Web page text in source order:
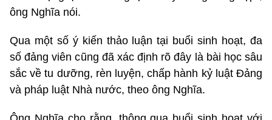
ông Nghĩa nói.
Qua một số ý kiến thảo luận tại buổi sinh hoạt, đa
số đảng viên cũng đã xác định rõ đây là bài học sâu
sắc về tu dưỡng, rèn luyện, chấp hành kỷ luật Đảng
và pháp luật Nhà nước, theo ông Nghĩa.